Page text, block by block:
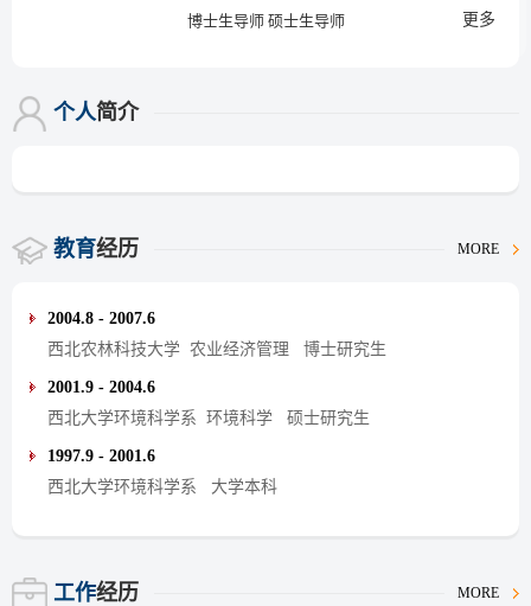
博士生导师 硕士生导师 更多
个人简介
MORE
教育经历
2004.8 - 2007.6
西北农林科技大学 农业经济管理 博士研究生
2001.9 - 2004.6
西北大学环境科学系 环境科学 硕士研究生
1997.9 - 2001.6
西北大学环境科学系 大学本科
MORE
工作经历